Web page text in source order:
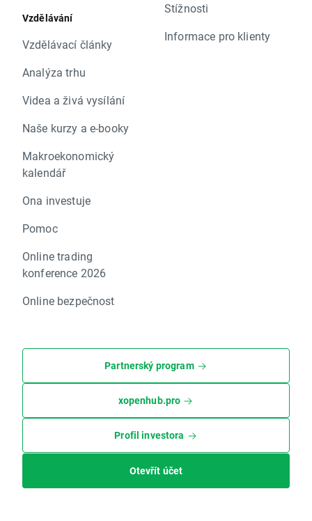
Vzdělávání
Vzdělávací články
Analýza trhu
Videa a živá vysílání
Naše kurzy a e-booky
Makroekonomický
kalendář
Ona investuje
Pomoc
Online trading
konference 2026
Online bezpečnost
Stížnosti
Informace pro klienty
Partnerský program
xopenhub.pro
Profil investora
Otevřít účet